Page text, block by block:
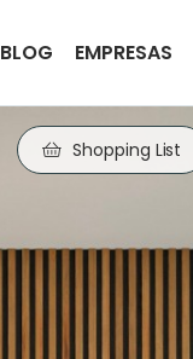
BLOG EMPRESAS
Shopping List